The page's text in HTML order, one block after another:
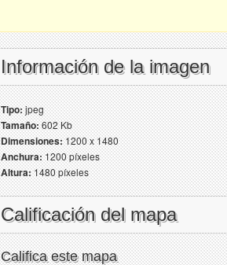
Información de la imagen
Tipo:jpeg
Tamaño:602 Kb
Dimensiones:1200 x 1480
Anchura:1200 píxeles
Altura:1480 píxeles
Calificación del mapa
Califica este mapa